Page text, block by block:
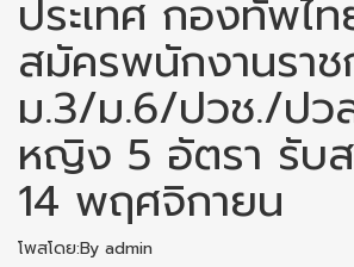
ประเทศ กองทัพไ
สมัครพนักงานรา
ม.3/ม.6/ปวช./ปว
หญิง 5 อัตรา รับ
14 พฤศจิกายน
โพสโดย:By admin